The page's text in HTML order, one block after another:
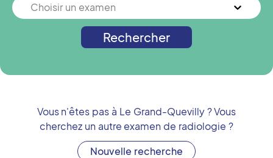
Choisir un examen
Rechercher
Vous n'êtes pas à Le Grand-Quevilly? Vous
cherchez un autre examen de radiologie ?
Nouvelle recherche